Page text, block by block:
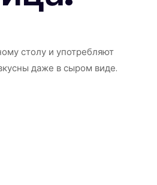
столу и употребляют
даже в сыром виде.